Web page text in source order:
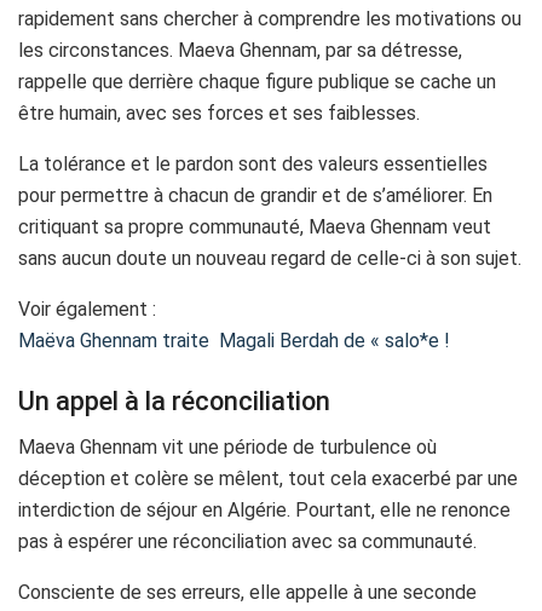
rapidement sans chercher à comprendre les motivations ou
les circonstances. Maeva Ghennam, par sa détresse,
rappelle que derrière chaque figure publique se cache un
être humain, avec ses forces et ses faiblesses.
La tolérance et le pardon sont des valeurs essentielles
pour permettre à chacun de grandir et de s’améliorer. En
critiquant sa propre communauté, Maeva Ghennam veut
sans aucun doute un nouveau regard de celle-ci à son sujet.
Voir également :
Maëva Ghennam traite Magali Berdah de « salo*e !
Un appel à la réconciliation
Maeva Ghennam vit une période de turbulence où
déception et colère se mêlent, tout cela exacerbé par une
interdiction de séjour en Algérie. Pourtant, elle ne renonce
pas à espérer une réconciliation avec sa communauté.
Consciente de ses erreurs, elle appelle à une seconde